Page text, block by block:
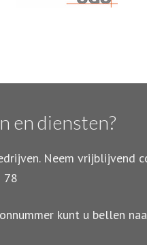
en diensten?
Neem vrijblijvend
78
kunt u bellen